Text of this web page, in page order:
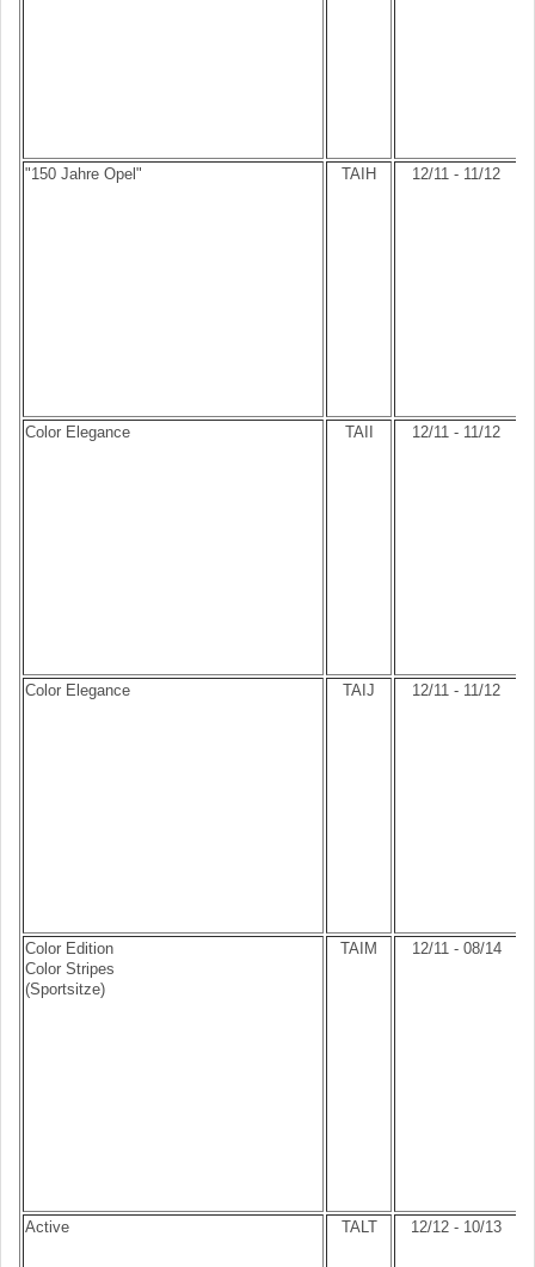
"150 Jahre Opel" TAIH 12/11 - 11/12
Color Elegance TAII 12/11 - 11/12
Color Elegance TAIJ 12/11 - 11/12
Color Edition
Color Stripes
(Sportsitze)
TAIM 12/11 - 08/14
Active TALT 12/12 - 10/13